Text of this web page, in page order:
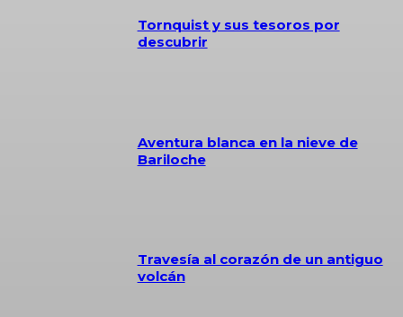
Tornquist y sus tesoros por
descubrir
Aventura blanca en la nieve de
Bariloche
Travesía al corazón de un antiguo
volcán